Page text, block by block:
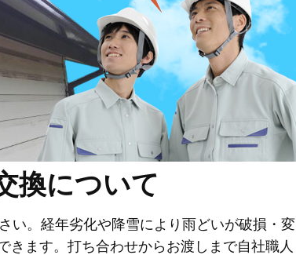
換について
い。経年劣化や降雪により雨どいが破損・変
ます。打ち合わせからお渡しまで自社職人